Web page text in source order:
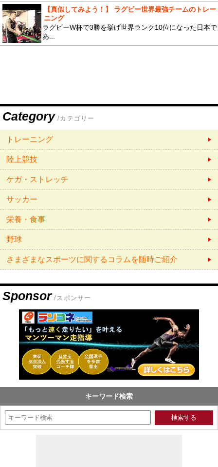
【真似してみよう！】 ラグビー世界最強チームのトレー
ニング
ラグビーW杯で3勝を挙げ世界ランク10位になった日本で
あ...
Category /カテゴリー
トレーニング
陸上競技
ケガ・ストレッチ
サッカー
栄養・食事
野球
さまざまなスポーツに関するコラムを随時ご紹介
Sponsor /スポンサー
キーワード検索